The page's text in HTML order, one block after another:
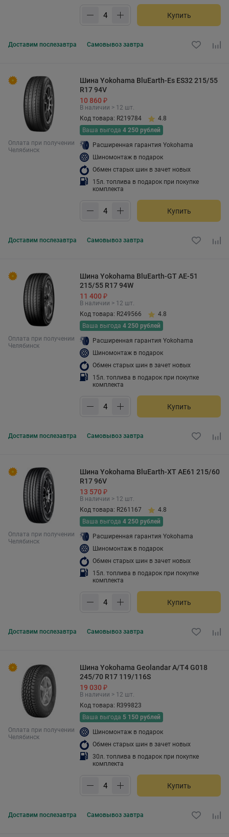
Купить
Доставим послезавтра Самовывоз завтра
Оплата при получении
Челябинск
Шина Yokohama BluEarth-Es ES32 215/55
R17 94V
10 860 ₽
В наличии > 12 шт.
Код товара: R219784
4.8
Ваша выгода 4 250 рублей
Расширенная гарантия Yokohama
Шиномонтаж в подарок
Обмен старых шин в зачет новых
15л. топлива в подарок при покупке
комплекта
Купить
Доставим послезавтра Самовывоз завтра
Оплата при получении
Челябинск
Шина Yokohama BluEarth-GT AE-51
215/55 R17 94W
11 400 ₽
В наличии > 12 шт.
Код товара: R249566
4.8
Ваша выгода 4 250 рублей
Расширенная гарантия Yokohama
Шиномонтаж в подарок
Обмен старых шин в зачет новых
15л. топлива в подарок при покупке
комплекта
Купить
Доставим послезавтра Самовывоз завтра
Оплата при получении
Челябинск
Шина Yokohama BluEarth-XT AE61 215/60
R17 96V
13 570 ₽
В наличии > 12 шт.
Код товара: R261167
4.8
Ваша выгода 4 250 рублей
Расширенная гарантия Yokohama
Шиномонтаж в подарок
Обмен старых шин в зачет новых
15л. топлива в подарок при покупке
комплекта
Купить
Доставим послезавтра Самовывоз завтра
Оплата при получении
Челябинск
Шина Yokohama Geolandar A/T4 G018
245/70 R17 119/116S
19 030 ₽
В наличии > 12 шт.
Код товара: R399823
Ваша выгода 5 150 рублей
Шиномонтаж в подарок
Обмен старых шин в зачет новых
30л. топлива в подарок при покупке
комплекта
Купить
Доставим послезавтра Самовывоз завтра